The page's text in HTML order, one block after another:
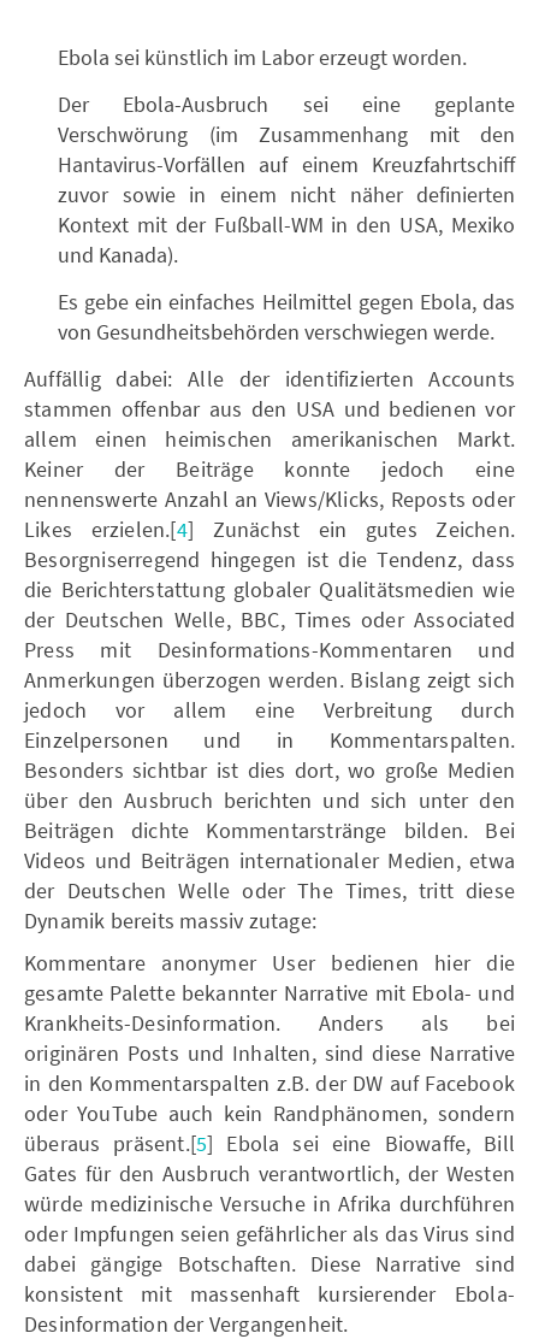
Ebola sei künstlich im Labor erzeugt worden.
Der Ebola-Ausbruch sei eine geplante
Verschwörung (im Zusammenhang mit den
Hantavirus-Vorfällen auf einem Kreuzfahrtschiff
zuvor sowie in einem nicht näher definierten
Kontext mit der Fußball-WM in den USA, Mexiko
und Kanada).
Es gebe ein einfaches Heilmittel gegen Ebola, das
von Gesundheitsbehörden verschwiegen werde.
Auffällig dabei: Alle der identifizierten Accounts
stammen offenbar aus den USA und bedienen vor
allem einen heimischen amerikanischen Markt.
Keiner der Beiträge konnte jedoch eine
nennenswerte Anzahl an Views/Klicks, Reposts oder
Likes erzielen.[4] Zunächst ein gutes Zeichen.
Besorgniserregend hingegen ist die Tendenz, dass
die Berichterstattung globaler Qualitätsmedien wie
der Deutschen Welle, BBC, Times oder Associated
Press mit Desinformations-Kommentaren und
Anmerkungen überzogen werden. Bislang zeigt sich
jedoch vor allem eine Verbreitung durch
Einzelpersonen und in Kommentarspalten.
Besonders sichtbar ist dies dort, wo große Medien
über den Ausbruch berichten und sich unter den
Beiträgen dichte Kommentarstränge bilden. Bei
Videos und Beiträgen internationaler Medien, etwa
der Deutschen Welle oder The Times, tritt diese
Dynamik bereits massiv zutage:
Kommentare anonymer User bedienen hier die
gesamte Palette bekannter Narrative mit Ebola- und
Krankheits-Desinformation. Anders als bei
originären Posts und Inhalten, sind diese Narrative
in den Kommentarspalten z.B. der DW auf Facebook
oder YouTube auch kein Randphänomen, sondern
überaus präsent.[5] Ebola sei eine Biowaffe, Bill
Gates für den Ausbruch verantwortlich, der Westen
würde medizinische Versuche in Afrika durchführen
oder Impfungen seien gefährlicher als das Virus sind
dabei gängige Botschaften. Diese Narrative sind
konsistent mit massenhaft kursierender Ebola-
Desinformation der Vergangenheit.